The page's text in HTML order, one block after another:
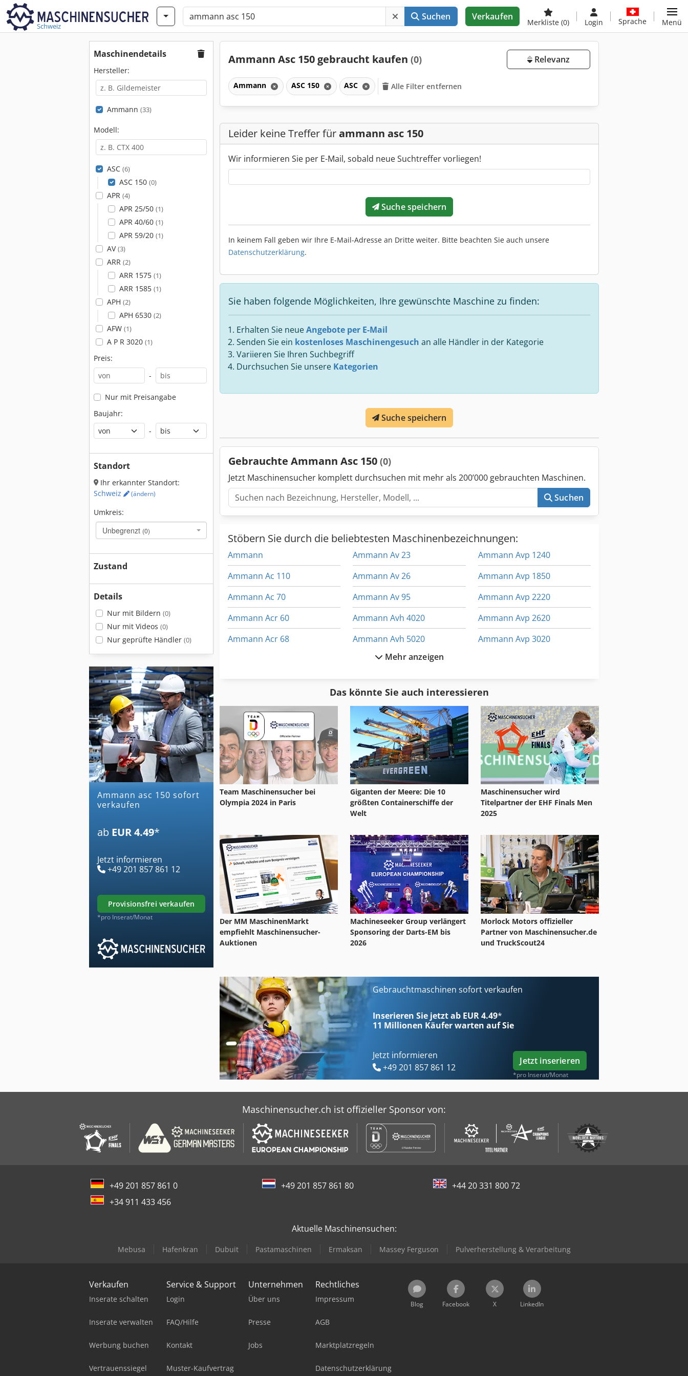
Schweiz
Suchen Verkaufen
Merkliste (0) Login Sprache Menü
Maschinendetails
Hersteller:
Ammann (33)
Modell:
ASC (6)
ASC 150 (0)
APR (4)
APR 25/50 (1)
APR 40/60 (1)
APR 59/20 (1)
AV(3)
ARR (2)
ARR 1575 (1)
ARR 1585 (1)
APH (2)
APH 6530 (2)
AFW (1)
A P R 3020 (1)
Preis:
-
Nur mit Preisangabe
Baujahr:
-
Standort
Ihr erkannter Standort:
Schweiz
(ändern)
Umkreis:
Unbegrenzt (0)
Zustand
Details
Nur mit Bildern (0)
Nur mit Videos (0)
Nur geprüfte Händler (0)
ammann asc 150 sofort
verkaufen
ab EUR 4.49*
Jetzt informieren
+49 201 857 861 12
provisionsfrei verkaufen
*pro Inserat/Monat
Ammann Asc 150 gebraucht kaufen (0) Relevanz
Ammann ASC 150 ASC Alle Filter entfernen
Leider keine Treffer fürammann asc 150
Wir informieren Sie per E-Mail, sobald neue Suchtreffer vorliegen!
Suche speichern
In keinem Fall geben wir Ihre E-Mail-Adresse an Dritte weiter. Bitte beachten Sie auch unsere
Datenschutzerklärung.
Sie haben folgende Möglichkeiten, Ihre gewünschte Maschine zu finden:
Erhalten Sie neueAngebote per E-Mail
Senden Sie ein kostenloses Maschinengesuch an alle Händler in der Kategorie
Variieren Sie Ihren Suchbegriff
Durchsuchen Sie unsere Kategorien
Suche speichern
Gebrauchte Ammann Asc 150 (0)
Jetzt Maschinensucher komplett durchsuchen mit mehr als 200’000 gebrauchten Maschinen.
Suchen
Stöbern Sie durch die beliebtesten Maschinenbezeichnungen:
Ammann
Ammann Ac 110
Ammann Ac 70
Ammann Acr 60
Ammann Acr 68
Ammann Av 20
Ammann Av 23
Ammann Av 26
Ammann Av 95
Ammann Avh 4020
Ammann Avh 5020
Ammann Avh 6020
Ammann Avp 1033
Ammann Avp 1240
Ammann Avp 1850
Ammann Avp 2220
Ammann Avp 2620
Ammann Avp 3020
Mehr anzeigen
Das könnte Sie auch interessieren
Team Maschinensucher bei
Olympia 2024 in Paris
Giganten der Meere: Die 10
größten Containerschiffe der
Welt
Maschinensucher wird
Titelpartner der EHF Finals Men
2025
Der MM MaschinenMarkt
empfiehlt Maschinensucher-
Auktionen
Machineseeker Group verlängert
Sponsoring der Darts-EM bis
2026
Morlock Motors offizieller
Partner von Maschinensucher.de
und TruckScout24
Gebrauchtmaschinen sofort verkaufen
Inserieren Sie jetzt ab EUR 4.49*
11 Millionen Käufer warten auf Sie
Jetzt informieren
+49 201 857 861 12
Jetzt inserieren
*pro Inserat/Monat
Maschinensucher.ch ist offizieller Sponsor von:
+49 201 857 861 0 +49 201 857 861 80
+44 20 331 800 72
+34 911 433 456
Aktuelle Maschinensuchen:
Mebusa Hafenkran Dubuit Pastamaschinen Ermaksan Massey Ferguson Pulverherstellung & Verarbeitung
Verkaufen
Inserate schalten
Inserate verwalten
Werbung buchen
Vertrauenssiegel
Service & Support
Login
FAQ/Hilfe
Kontakt
Muster-Kaufvertrag
Unternehmen
Über uns
Presse
Jobs
Rechtliches
Impressum
AGB
Marktplatzregeln
Datenschutzerklärung
Blog Facebook X LinkedIn